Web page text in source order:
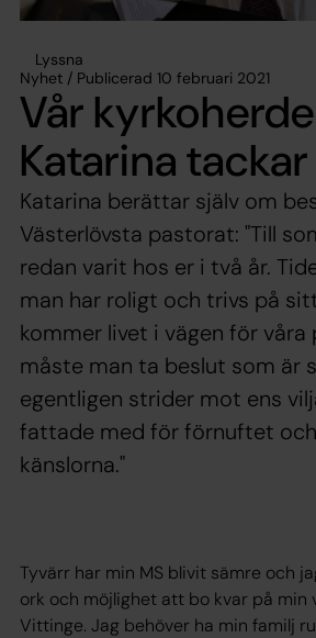
Lyssna
Nyhet / Publicerad 10 februari 2021
Vår kyrkoherde
Katarina
Katarina berättar själv om
Västerlövsta pastorat: "Till
redan varit hos er i två år.
man har roligt och trivs på
kommer livet i vägen för våra
måste man ta beslut som är
egentligen strider mot ens
fattade med för förnuftet
känslorna."
Tyvärr har min MS blivit sämre och
ork och möjlighet att bo kvar på min
Vittinge. Jag behöver ha min familj